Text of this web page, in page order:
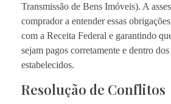
Transmissão de Bens Imóveis). A
comprador a entender essas
com a Receita Federal e garantindo
sejam pagos corretamente e dentro
estabelecidos.
Resolução de Conflitos